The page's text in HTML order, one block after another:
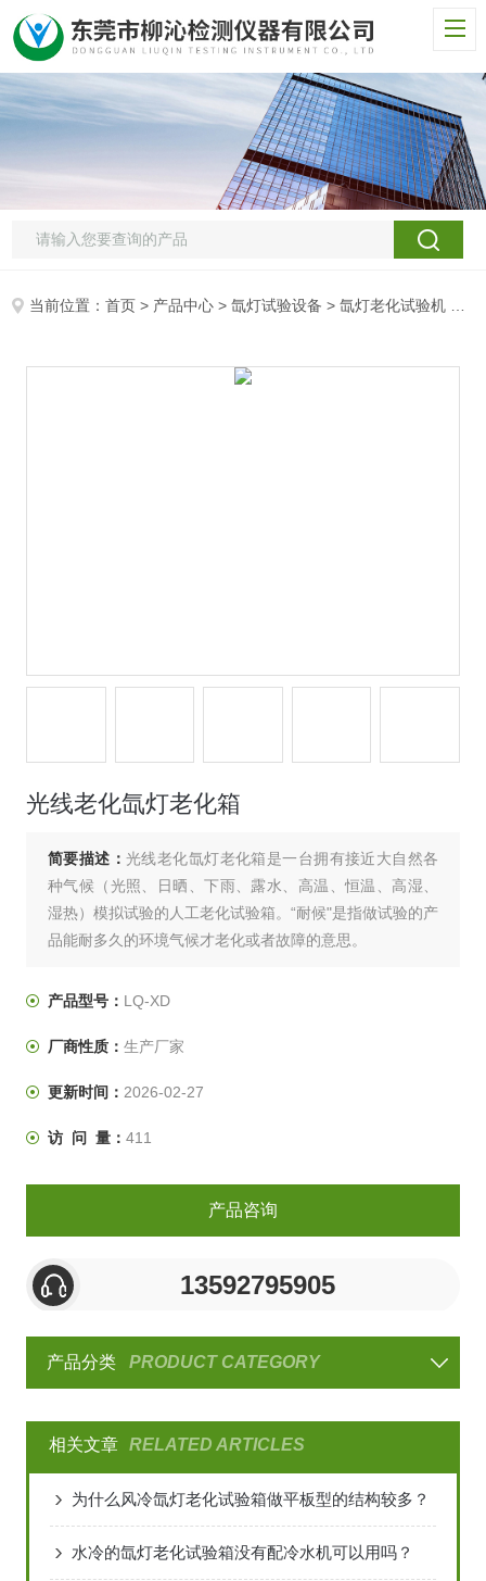
当前位置：首页 > 产品中心 >氙灯试验设备 >氙灯老化试验机
光线老化氙灯老化箱
简要描述：光线老化氙灯老化箱是一台拥有接近大自然各
种气候（光照、日晒、下雨、露水、高温、恒温、高湿、
湿热）模拟试验的人工老化试验箱。“耐候"是指做试验的产
品能耐多久的环境气候才老化或者故障的意思。
产品型号： LQ-XD
厂商性质： 生产厂家
更新时间： 2026-02-27
访 问 量： 411
产品咨询
13592795905
产品分类 PRODUCT CATEGORY
相关文章 RELATED ARTICLES
为什么风冷氙灯老化试验箱做平板型的结构较多？
水冷的氙灯老化试验箱没有配冷水机可以用吗？